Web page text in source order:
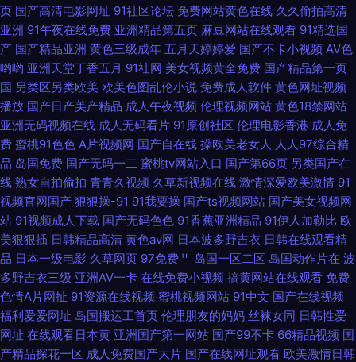
国产视频在线观看 老司机熟女伦理 91官网一匹二区 黄色三级片视频 尤物在
线视频一区二区 欧美少妇A级片 超碰狠狠操 日本女优婷婷 超碰三级 少妇超
碰在线播放 超碰97碰 日韩国国产成人 久久一品熟妇 91大神精品在线 精东传
媒毛片 伊人大向焦91乱 黑人大吊后入 香蕉在线观看 超碰97人人摸 日本不卡
视频 av天堂网址 欧美激情熟妇 91视在线视频 久久机热精品自偷拍 91传媒视
频网站 精品不卡网 亚洲中文日韩tv 国产人妖视频在线播放 午夜福利导航
www 海角社区猫先生 亚洲黑料1区2区 国产精品91综合另类 天天草草天天
色色 成人永久福利在线观看 日韩三级片AV网 超碰人妻色 日本欧美久久免费
进入 wwwh片在线看ww 欧美性色网 97自拍视频 女同色情 91丝足 美女超碰
页 国产高清电影网址 91社区论坛 免费网站黄色在线 久久偷拍高清
亚洲 91午夜在线免费 亚洲精品第五页 麻豆网站在线观看 91精选国
产 国产精品亚洲 黄色三级成年 五月天婷婷爱 国产不卡小视频 AV色
哟哟 亚洲天堂丁香五月 91社网 美女视频黄全免费 国产精品第一页
国 另类区另类欧美 欧美色图乱伦小说 免费成人软件 黄色网址视频
播放 国产日产美产精品 成人午夜视频 伦理视频网站 黄色18禁网站
亚洲无码视频在线 成人无码看片 91原创社区 伦理电影香港 成人免
费 蜜桃91色色 A片视频网 国产自在线 操欧美老女人 人人97综合精
品 岛国免费 国产无码一二 蜜桃tv网站入口 国产第66页 另类国产在
线 熟女自拍偷拍 青青久视频 久草新视频在线 激情深爱欧美激情 91
视频官网国产 狠狠操-91 91我要操 国产ts视频网站 国产美女视频网
站 91视频成人下载 国产无码色色 91香蕉亚洲精品 91伊人加勒比 欧
美狠狠插 日韩精品高清 黄色av网 日本波多野吉衣 日韩在线观看精
品 日本一级电影 久草网页 97免费艹 岛国一区二区 岛国动作片在 波
多野吉衣三级 亚洲AV一卡 在线免费小视频 搞黄网站在线观看 免费
色情A片网扯 91资源在线视频 蜜桃视频网站 91中文 国产在线视频
福利爱爱网址 岛国搬运工首页 伦理朋友的妈妈 丝袜女同 日韩性爱
网址 在线观看日本黄 亚洲国产第一网站 国产99不卡 66精品视频 国
产精品探花一区 成人免费国产大片 国产在线网址观看 欧美激情日韩